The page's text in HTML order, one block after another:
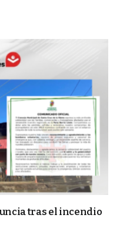
tras el incendio